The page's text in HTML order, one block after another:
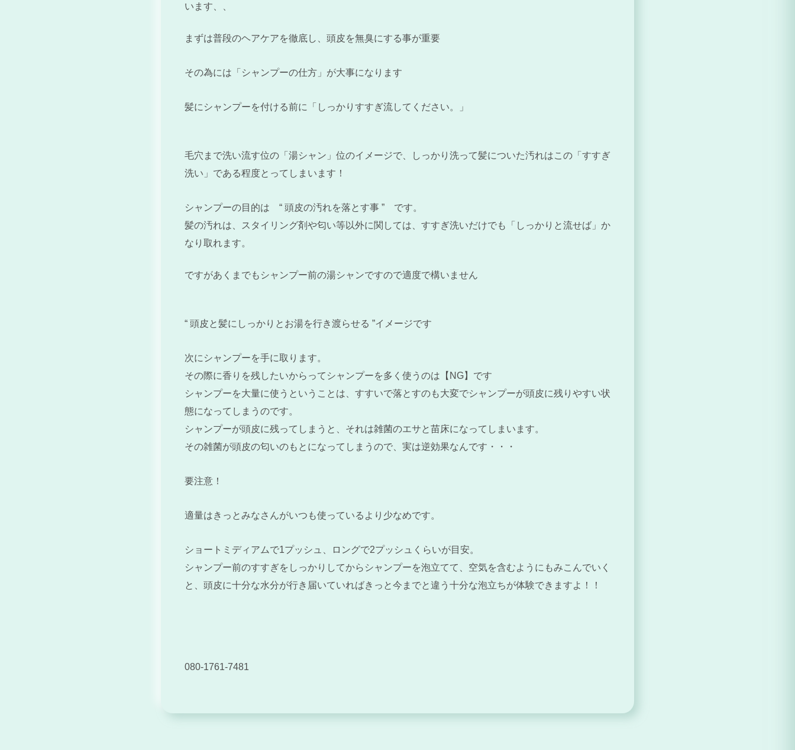
います、、
まずは普段のヘアケアを徹底し、頭皮を無臭にする事が重要
その為には「シャンプーの仕方」が大事になります
髪にシャンプーを付ける前に 「しっかりすすぎ流してください。」
毛穴まで洗い流す位の「湯シャン」位のイメージで、しっかり洗って髪についた汚れはこの「すすぎ
洗い」である程度とってしまいます！
シャンプーの目的は “ 頭皮の汚れを落とす事 ” です。
髪の汚れは、スタイリング剤や匂い等以外に関しては、すすぎ洗いだけでも「しっかりと流せば」か
なり取れます。
ですがあくまでもシャンプー前の湯シャンですので適度で構いません
“ 頭皮と髪にしっかりとお湯を行き渡らせる ”イメージです
次にシャンプーを手に取ります。
その際に香りを残したいからってシャンプーを多く使うのは【NG】です
シャンプーを大量に使うということは、すすいで落とすのも大変でシャンプーが頭皮に残りやすい状
態になってしまうのです。
シャンプーが頭皮に残ってしまうと、それは雑菌のエサと苗床になってしまいます。
その雑菌が頭皮の匂いのもとになってしまうので、実は逆効果なんです・・・
要注意！
適量はきっとみなさんがいつも使っているより少なめです。
ショートミディアムで1プッシュ、ロングで2プッシュくらいが目安。
シャンプー前のすすぎをしっかりしてからシャンプーを泡立てて、空気を含むようにもみこんでいく
と、頭皮に十分な水分が行き届いていればきっと今までと違う十分な泡立ちが体験できますよ！！
080-1761-7481